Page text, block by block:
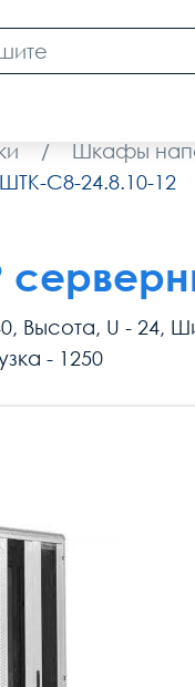
/ Шкафы
С8-24.8.10-12
U - 24,
- 1250